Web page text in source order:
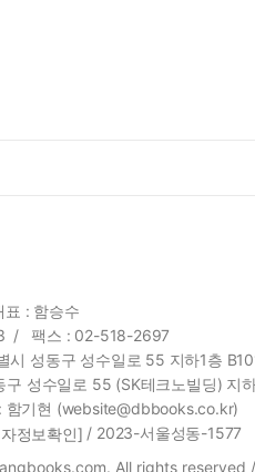
: 함승수
/ 팩스 : 02-518-2697
시 성동구 성수일로 55 지하1층
구 성수일로 55 (SK테크노빌딩) 지
함기현 (website@dbbooks.co.kr)
정보확인] / 2023-서울성동-1577
All rights reserved /